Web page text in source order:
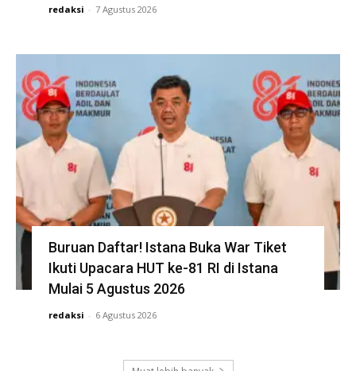
redaksi - 7 Agustus 2026
Buruan Daftar! Istana Buka War Tiket
Ikuti Upacara HUT ke-81 RI di Istana
Mulai 5 Agustus 2026
redaksi - 6 Agustus 2026